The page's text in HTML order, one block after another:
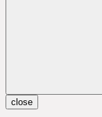
close